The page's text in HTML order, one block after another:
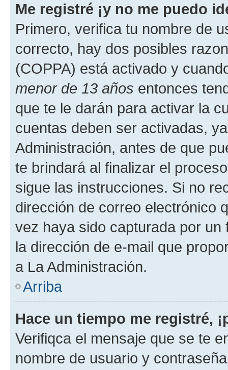
Me registré ¡y no me puedo
Primero, verifica tu nombre de
correcto, hay dos posibles
(COPPA) está activado y
menor de 13 años entonces
que te le darán para activar la
cuentas deben ser activadas,
Administración, antes de que
te brindará al finalizar el
sigue las instrucciones. Si no
dirección de correo electrónico
vez haya sido capturada por
la dirección de e-mail que
a La Administración.
Arriba
Hace un tiempo me registré,
Verifiqca el mensaje que se te
nombre de usuario y